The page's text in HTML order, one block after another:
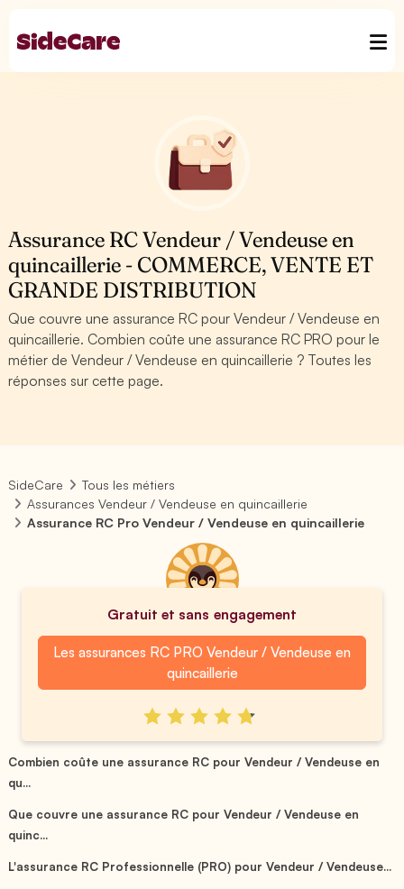
Assurance RC Vendeur / Vendeuse en
quincaillerie - COMMERCE, VENTE ET
GRANDE DISTRIBUTION
Que couvre une assurance RC pour Vendeur / Vendeuse en
quincaillerie. Combien coûte une assurance RC PRO pour le
métier de Vendeur / Vendeuse en quincaillerie ? Toutes les
réponses sur cette page.
SideCare
Tous les métiers
Assurances Vendeur / Vendeuse en quincaillerie
Assurance RC Pro Vendeur / Vendeuse en quincaillerie
Gratuit et sans engagement
Les assurances RC PRO Vendeur / Vendeuse en
quincaillerie
Combien coûte une assurance RC pour Vendeur / Vendeuse en
qu...
Que couvre une assurance RC pour Vendeur / Vendeuse en
quinc...
L'assurance RC Professionnelle (PRO) pour Vendeur / Vendeuse...